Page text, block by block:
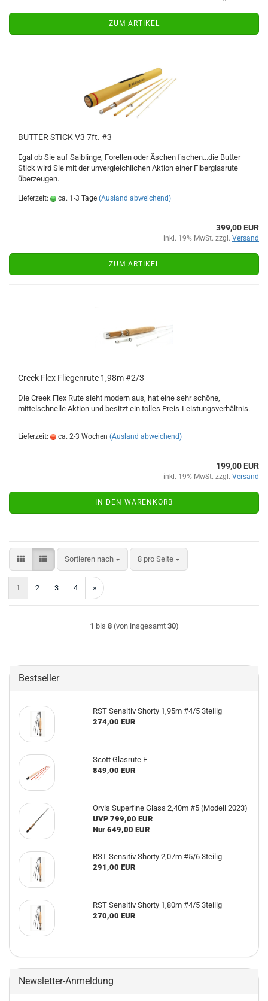
ZUM ARTIKEL
BUTTER STICK V3 7ft. #3
Egal ob Sie auf Saiblinge, Forellen oder Äschen fischen...die Butter
Stick wird Sie mit der unvergleichlichen Aktion einer Fiberglasrute
überzeugen.
Lieferzeit: ca. 1-3 Tage (Ausland abweichend)
399,00 EUR
inkl. 19% MwSt. zzgl. Versand
ZUM ARTIKEL
Creek Flex Fliegenrute 1,98m #2/3
Die Creek Flex Rute sieht modern aus, hat eine sehr schöne,
mittelschnelle Aktion und besitzt ein tolles Preis-Leistungsverhältnis.
Lieferzeit: ca. 2-3 Wochen (Ausland abweichend)
199,00 EUR
inkl. 19% MwSt. zzgl. Versand
IN DEN WARENKORB
Sortieren nach
Sortieren nach 8 pro Seite
pro Seite
1 2 3 4 »
1 bis 8(von insgesamt 30)
Bestseller
RST Sensitiv Shorty 1,95m #4/5 3teilig
274,00 EUR
Scott Glasrute F
849,00 EUR
Orvis Superfine Glass 2,40m #5 (Modell 2023)
UVP 799,00 EUR
Nur 649,00 EUR
RST Sensitiv Shorty 2,07m #5/6 3teilig
291,00 EUR
RST Sensitiv Shorty 1,80m #4/5 3teilig
270,00 EUR
Newsletter-Anmeldung